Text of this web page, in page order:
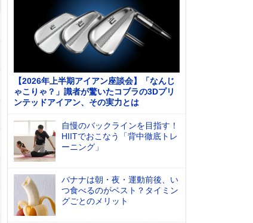
【2026年上半期アイアン座談会】「なんじ
ゃこりゃ？」識者が驚いたコブラの3Dプリ
ンテッドアイアン、その実力とは
自慢のバックラインを目指す！
HIITでおこなう「背中徹底トレ
ーニング」
バナナは朝・夜・運動前後、い
つ食べるのがベスト？タイミン
グごとのメリット